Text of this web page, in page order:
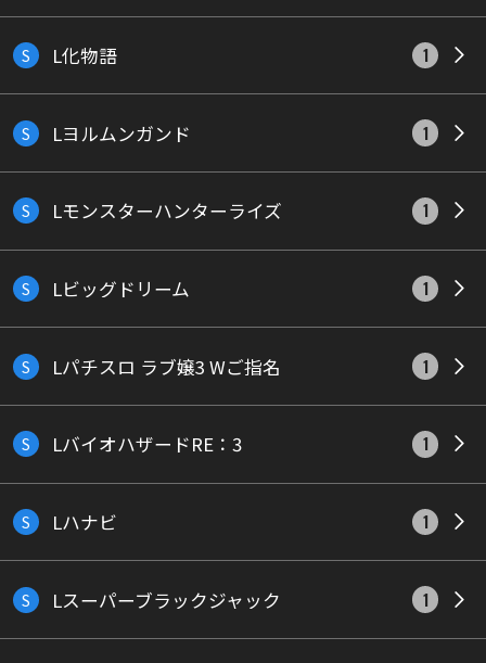
S L化物語 1
S Lヨルムンガンド 1
S Lモンスターハンターライズ 1
S Lビッグドリーム 1
S Lパチスロ ラブ嬢3 Wご指名 1
S LバイオハザードRE：3 1
S Lハナビ 1
S Lスーパーブラックジャック 1